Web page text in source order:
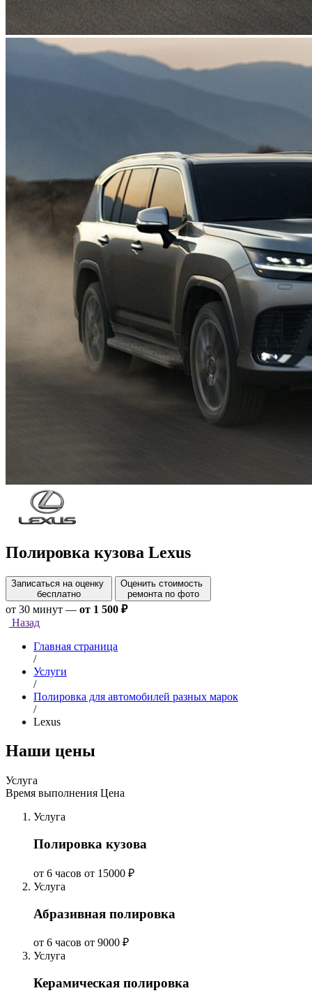
Полировка кузова Lexus
Записаться на оценку
бесплатно
Оценить стоимость
ремонта по фото
от 30 минут — от 1 500 ₽
Назад
Главная страница
/
Услуги
/
Полировка для автомобилей разных марок
/
Lexus
Наши цены
Услуга
Время выполнения Цена
Услуга
Полировка кузова
от 6 часов от 15000 ₽
Услуга
Абразивная полировка
от 6 часов от 9000 ₽
Услуга
Керамическая полировка